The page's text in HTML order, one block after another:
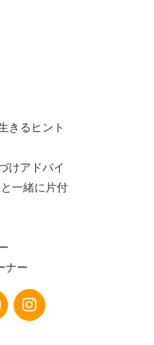
きるヒント
けアドバイ
一緒に片付
ナー